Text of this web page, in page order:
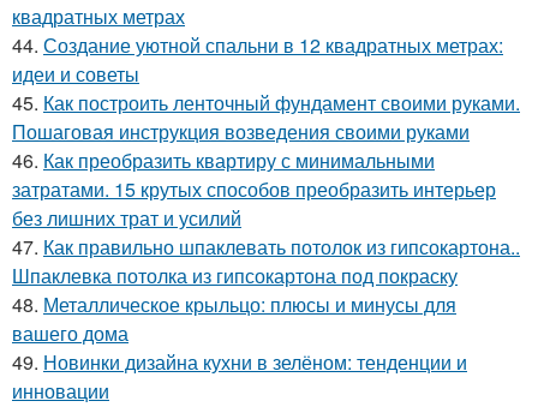
квадратных метрах
44. Создание уютной спальни в 12 квадратных метрах:
идеи и советы
45. Как построить ленточный фундамент своими руками.
Пошаговая инструкция возведения своими руками
46. Как преобразить квартиру с минимальными
затратами. 15 крутых способов преобразить интерьер
без лишних трат и усилий
47. Как правильно шпаклевать потолок из гипсокартона..
Шпаклевка потолка из гипсокартона под покраску
48. Металлическое крыльцо: плюсы и минусы для
вашего дома
49. Новинки дизайна кухни в зелёном: тенденции и
инновации